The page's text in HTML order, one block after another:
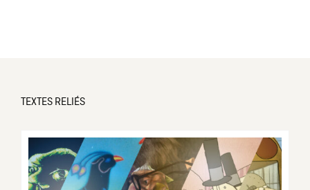
TEXTES RELIÉS